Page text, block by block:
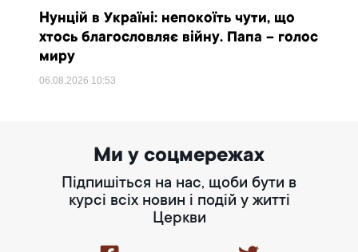
Нунцій в Україні: непокоїть чути, що
хтось благословляє війну. Папа – голос
миру
06.08.2026 10:53
Ми у соцмережах
Підпишіться на нас, щоби бути в
курсі всіх новин і подій у житті
Церкви